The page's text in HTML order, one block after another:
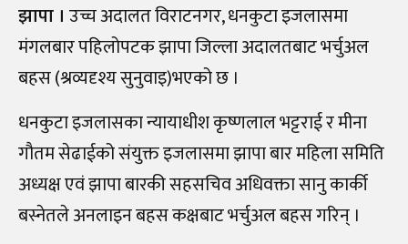
झापा । उच्च अदालत विराटनगर, धनकुटा इजलासमा
मंगलबार पहिलोपटक झापा जिल्ला अदालतबाट भर्चुअल
बहस (श्रव्यदृश्य सुनुवाइ)भएको छ ।
धनकुटा इजलासका न्यायाधीश कृष्णलाल भट्टराई र मीना
गौतम सेढाईको संयुक्त इजलासमा झापा बार महिला समिति
अध्यक्ष एवं झापा बारकी सहसचिव अधिवक्ता सानु कार्की
बस्नेतले अनलाइन बहस कक्षबाट भर्चुअल बहस गरिन् ।